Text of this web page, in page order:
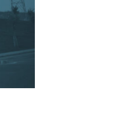
בקשות להבהרות ולשינוי תנאי סף של